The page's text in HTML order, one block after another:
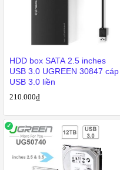
HDD box SATA 2.5 inches
USB 3.0 UGREEN 30847 cáp
USB 3.0 liền
210.000₫